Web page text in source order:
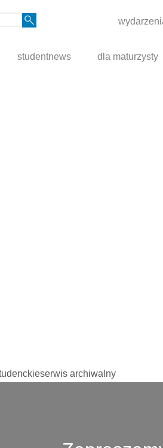
studentnews dla maturzysty
archiwalny